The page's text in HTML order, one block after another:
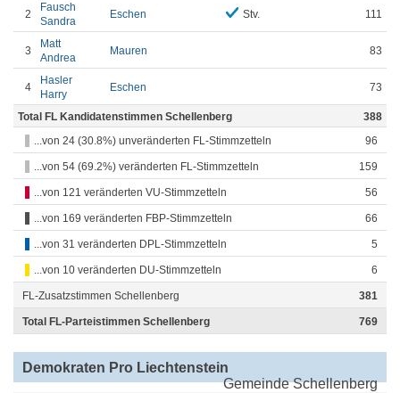
2
Fausch
Sandra
Eschen Stv. 111
3
Matt
Andrea
Mauren 83
4
Hasler
Harry
Eschen 73
Total FL Kandidatenstimmen Schellenberg
388
...von 24 (30.8%) unveränderten FL-Stimmzetteln
96
...von 54 (69.2%) veränderten FL-Stimmzetteln 159
...von 121 veränderten VU-Stimmzetteln 56
...von 169 veränderten FBP-Stimmzetteln 66
...von 31 veränderten DPL-Stimmzetteln 5
...von 10 veränderten DU-Stimmzetteln 6
FL-Zusatzstimmen Schellenberg 381
Total FL-Parteistimmen Schellenberg 769
Demokraten Pro Liechtenstein
Gemeinde Schellenberg